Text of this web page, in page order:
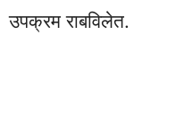
उपक्रम राबविलेत.